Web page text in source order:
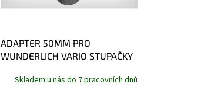
ADAPTER 50MM PRO
WUNDERLICH VARIO STUPAČKY
Skladem u nás do 7 pracovních dnů